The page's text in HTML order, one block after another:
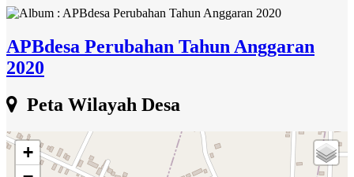
APBdesa Perubahan Tahun Anggaran
2020
Peta Wilayah Desa
+